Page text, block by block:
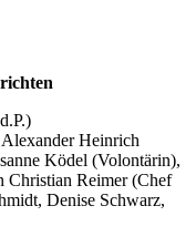
Heinrich
Ködel (Volontärin),
Christian Reimer (Chef
Denise Schwarz,